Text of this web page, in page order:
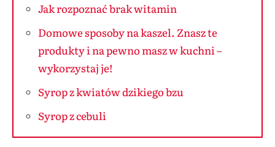
Jak rozpoznać brak witamin
Domowe sposoby na kaszel. Znasz te
produkty i na pewno masz w kuchni –
wykorzystaj je!
Syrop z kwiatów dzikiego bzu
Syrop z cebuli